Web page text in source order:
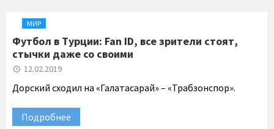
МИР
Футбол в Турции: Fan ID, все зрители стоят,
стычки даже со своими
12.02.2019
Дорский сходил на «Галатасарай» – «Трабзонспор».
Подробнее